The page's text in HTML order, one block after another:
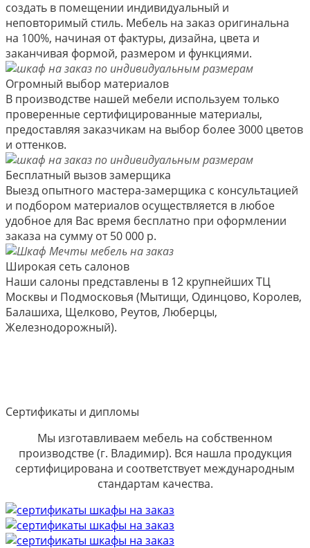
создать в помещении индивидуальный и
неповторимый стиль. Мебель на заказ оригинальна
на 100%, начиная от фактуры, дизайна, цвета и
заканчивая формой, размером и функциями.
Огромный выбор материалов
В производстве нашей мебели используем только
проверенные сертифицированные материалы,
предоставляя заказчикам на выбор более 3000 цветов
и оттенков.
Бесплатный вызов замерщика
Выезд опытного мастера-замерщика с консультацией
и подбором материалов осуществляется в любое
удобное для Вас время бесплатно при оформлении
заказа на сумму от 50 000 р.
Широкая сеть салонов
Наши салоны представлены в 12 крупнейших ТЦ
Москвы и Подмосковья (Мытищи, Одинцово, Королев,
Балашиха, Щелково, Реутов, Люберцы,
Железнодорожный).
Сертификаты и дипломы
Мы изготавливаем мебель на собственном
производстве (г. Владимир). Вся нашла продукция
сертифицирована и соответствует международным
стандартам качества.